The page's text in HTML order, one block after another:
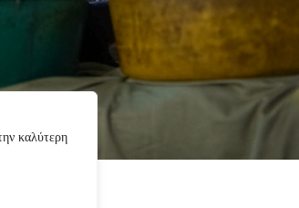
καλύτερη